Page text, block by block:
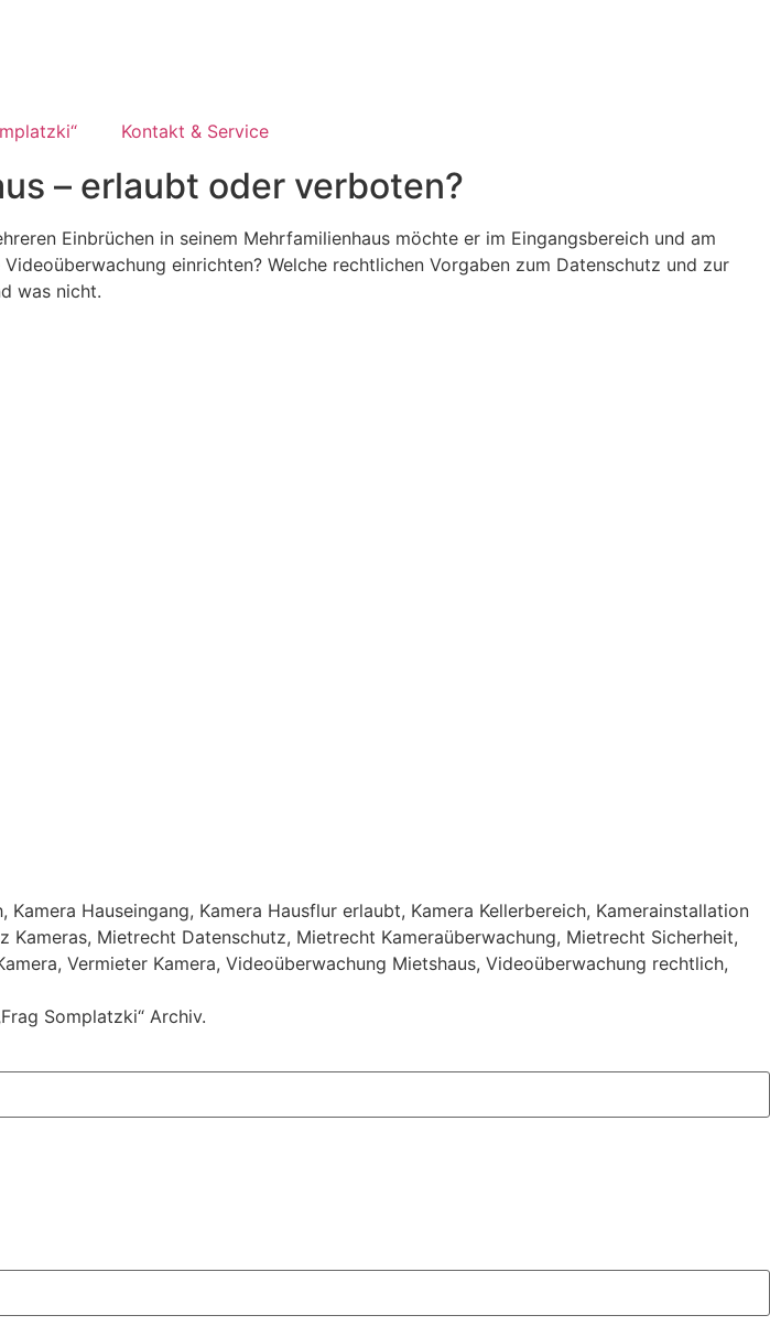
Kontakt & Service
– erlaubt oder verboten?
Einbrüchen in seinem Mehrfamilienhaus möchte er im Eingangsbereich und am
einrichten? Welche rechtlichen Vorgaben zum Datenschutz und zur
was nicht.
, Kamera Hauseingang, Kamera Hausflur erlaubt, Kamera Kellerbereich, Kamerainstallation
Kameras, Mietrecht Datenschutz, Mietrecht Kameraüberwachung, Mietrecht Sicherheit,
, Vermieter Kamera, Videoüberwachung Mietshaus, Videoüberwachung rechtlich,
Somplatzki“ Archiv.